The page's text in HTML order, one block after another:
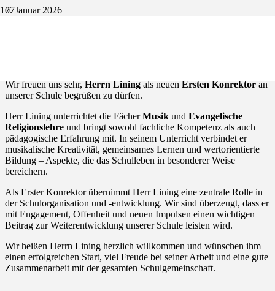
7. Januar 2026
Wir freuen uns sehr, Herrn Lining als neuen Ersten Konrektor an
unserer Schule begrüßen zu dürfen.
Herr Lining unterrichtet die FächerMusik und Evangelische
Religionslehre und bringt sowohl fachliche Kompetenz als auch
pädagogische Erfahrung mit. In seinem Unterricht verbindet er
musikalische Kreativität, gemeinsames Lernen und wertorientierte
Bildung – Aspekte, die das Schulleben in besonderer Weise
bereichern.
Als Erster Konrektor übernimmt Herr Lining eine zentrale Rolle in
der Schulorganisation und -entwicklung. Wir sind überzeugt, dass er
mit Engagement, Offenheit und neuen Impulsen einen wichtigen
Beitrag zur Weiterentwicklung unserer Schule leisten wird.
Wir heißen Herrn Lining herzlich willkommen und wünschen ihm
einen erfolgreichen Start, viel Freude bei seiner Arbeit und eine gute
Zusammenarbeit mit der gesamten Schulgemeinschaft.